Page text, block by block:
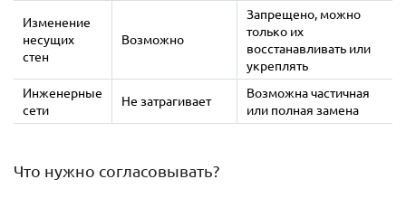
Изменение
несущих
стен
Возможно
Запрещено, можно
только их
восстанавливать или
укреплять
Инженерные
сети
Не затрагивает
Возможна частичная
или полная замена
Что нужно согласовывать?